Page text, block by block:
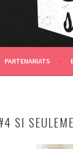
PARTENARIATS
SI